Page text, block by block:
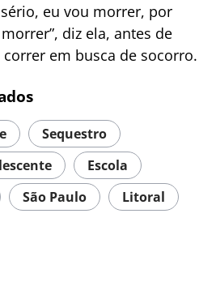
eu vou morrer, por
diz ela, antes de
em busca de socorro.
Sequestro
Escola
São Paulo
Litoral